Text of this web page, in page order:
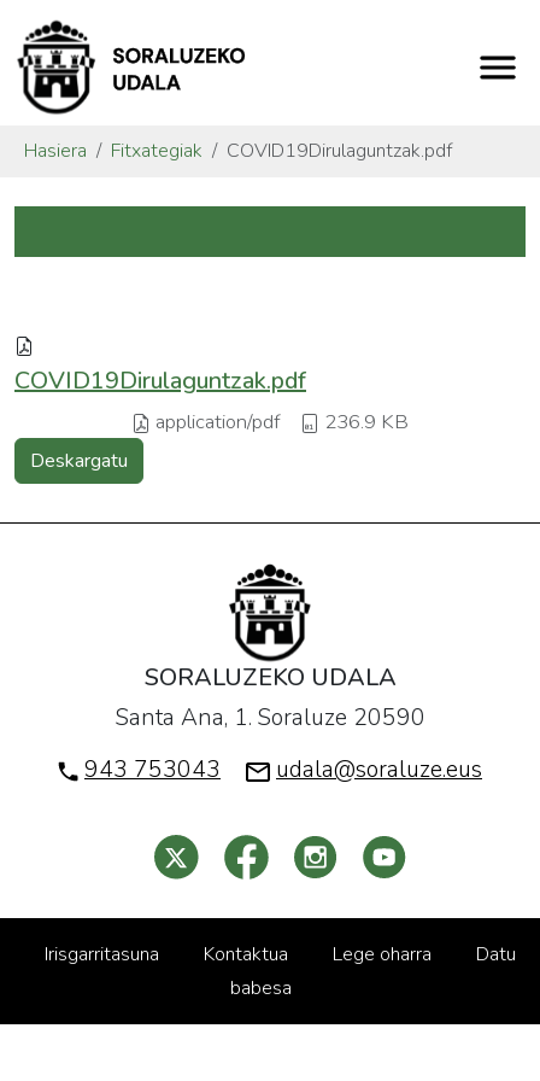
Hasiera Fitxategiak COVID19Dirulaguntzak.pdf
COVID19Dirulaguntzak.pdf
application/pdf 236.9 KB
Deskargatu
SORALUZEKO UDALA
Santa Ana, 1. Soraluze 20590
943 753043
udala@soraluze.eus
Irisgarritasuna Kontaktua Lege oharra
Datu
babesa